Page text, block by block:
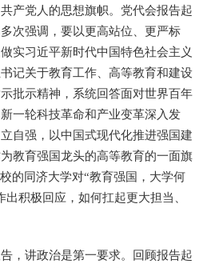
产党人的思想旗帜。党代会报告起
次强调，要以更高站位、更严标
实习近平新时代中国特色社会主义
记关于教育工作、高等教育和建设
批示精神，系统回答面对世界百年
一轮科技革命和产业变革深入发
自强，以中国式现代化推进强国建
教育强国龙头的高等教育的一面旗
的同济大学对“教育强国，大学何
积极回应，如何扛起更大担当、
，讲政治是第一要求。回顾报告起